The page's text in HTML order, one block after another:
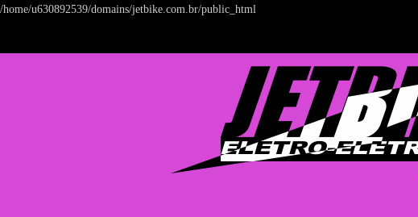
/home/u630892539/domains/jetbike.com.br/public_html